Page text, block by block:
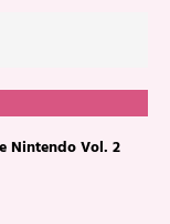
Nintendo Vol. 2